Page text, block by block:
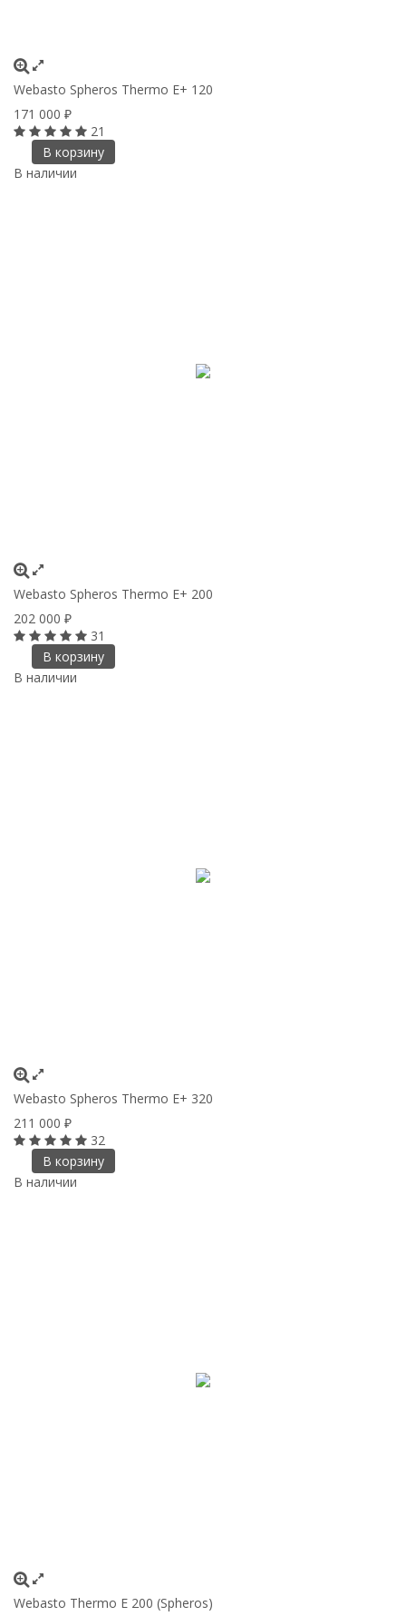
Webasto Spheros Thermo E+ 120
171 000 ₽
21
В корзину
В наличии
Webasto Spheros Thermo E+ 200
202 000 ₽
31
В корзину
В наличии
Webasto Spheros Thermo E+ 320
211 000 ₽
32
В корзину
В наличии
Webasto Thermo E 200 (Spheros)